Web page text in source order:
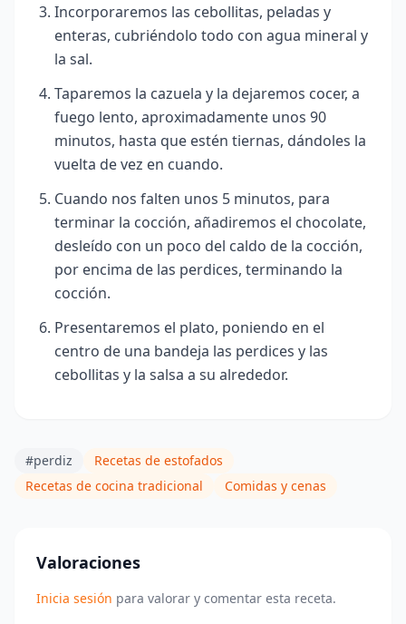
Incorporaremos las cebollitas, peladas y
enteras, cubriéndolo todo con agua mineral y
la sal.
Taparemos la cazuela y la dejaremos cocer, a
fuego lento, aproximadamente unos 90
minutos, hasta que estén tiernas, dándoles la
vuelta de vez en cuando.
Cuando nos falten unos 5 minutos, para
terminar la cocción, añadiremos el chocolate,
desleído con un poco del caldo de la cocción,
por encima de las perdices, terminando la
cocción.
Presentaremos el plato, poniendo en el
centro de una bandeja las perdices y las
cebollitas y la salsa a su alrededor.
#perdiz
Recetas de estofados
Recetas de cocina tradicional
Comidas y cenas
Valoraciones
Inicia sesión para valorar y comentar esta receta.